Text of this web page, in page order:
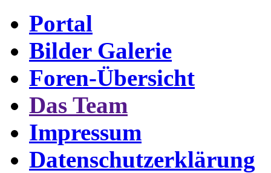
Portal
Bilder Galerie
Foren-Übersicht
Das Team
Impressum
Datenschutzerklärung